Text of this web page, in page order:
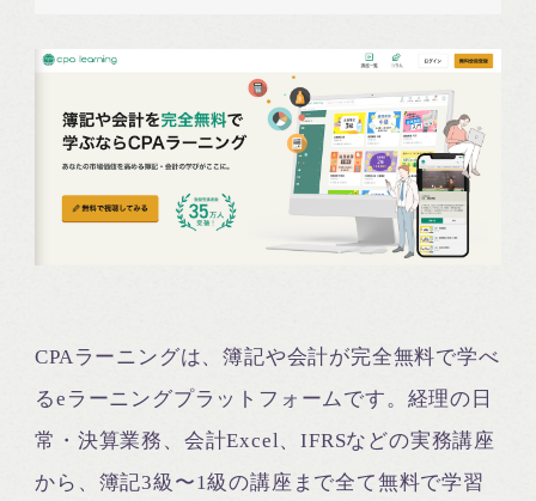
CPAラーニングは、簿記や会計が完全無料で学べ
るeラーニングプラットフォームです。経理の日
常・決算業務、会計Excel、IFRSなどの実務講座
から、簿記3級〜1級の講座まで全て無料で学習